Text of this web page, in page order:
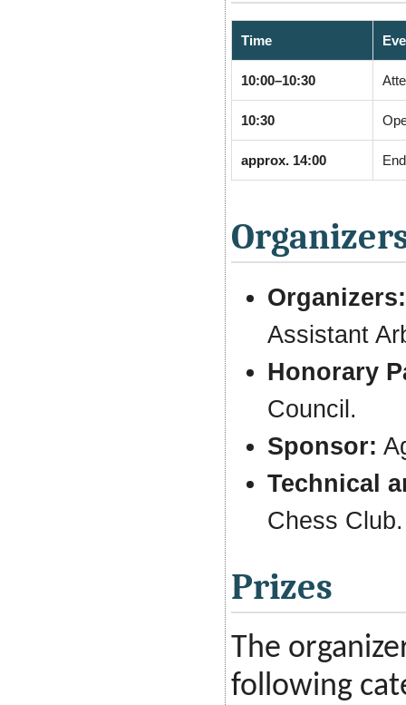
Time
10:00–10:30
10:30
approx. 14:00
Organizers:
Assistant
Honorary
Council.
Sponsor:
Technical
Chess Club.
Prizes
The
following